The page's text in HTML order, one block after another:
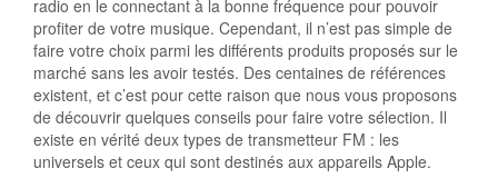
radio en le connectant à la bonne fréquence pour pouvoir
profiter de votre musique. Cependant, il n’est pas simple de
faire votre choix parmi les différents produits proposés sur le
marché sans les avoir testés. Des centaines de références
existent, et c’est pour cette raison que nous vous proposons
de découvrir quelques conseils pour faire votre sélection. Il
existe en vérité deux types de transmetteur FM : les
universels et ceux qui sont destinés aux appareils Apple.